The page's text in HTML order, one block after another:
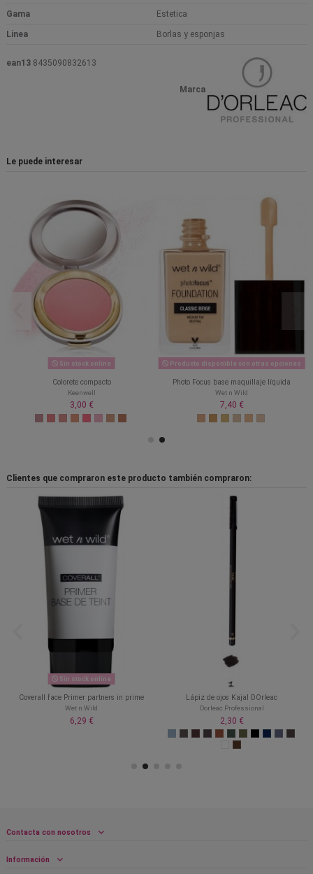
Gama Estetica
Linea Borlas y esponjas
Marca
ean13 8435090832613
Le puede interesar
Sin stock online
Colorete compacto
Keenwell
3,00 €
Producto disponible con otras opciones
Photo Focus base maquillaje líquida
Wet n Wild
7,40 €
Clientes que compraron este producto también compraron:
Sin stock online
Coverall face Primer partners in prime
Wet n Wild
6,29 €
Lápiz de ojos Kajal DOrleac
Dorleac Professional
2,30 €
Contacta con nosotros
Información